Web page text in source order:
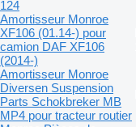
124
Amortisseur Monroe
XF106 (01.14-) pour
camion DAF XF106
(2014-)
Amortisseur Monroe
Diversen Suspension
Parts Schokbreker MB
MP4 pour tracteur routier